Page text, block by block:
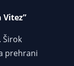
Širok
prehrani